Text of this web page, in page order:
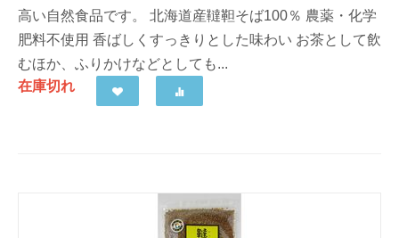
高い自然食品です。 北海道産韃靼そば100％ 農薬・化学
肥料不使用 香ばしくすっきりとした味わい お茶として飲
むほか、ふりかけなどとしても...
在庫切れ